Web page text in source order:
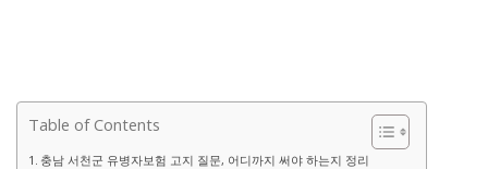
Table of Contents
충남 서천군 유병자보험 고지 질문, 어디까지 써야 하는지 정리